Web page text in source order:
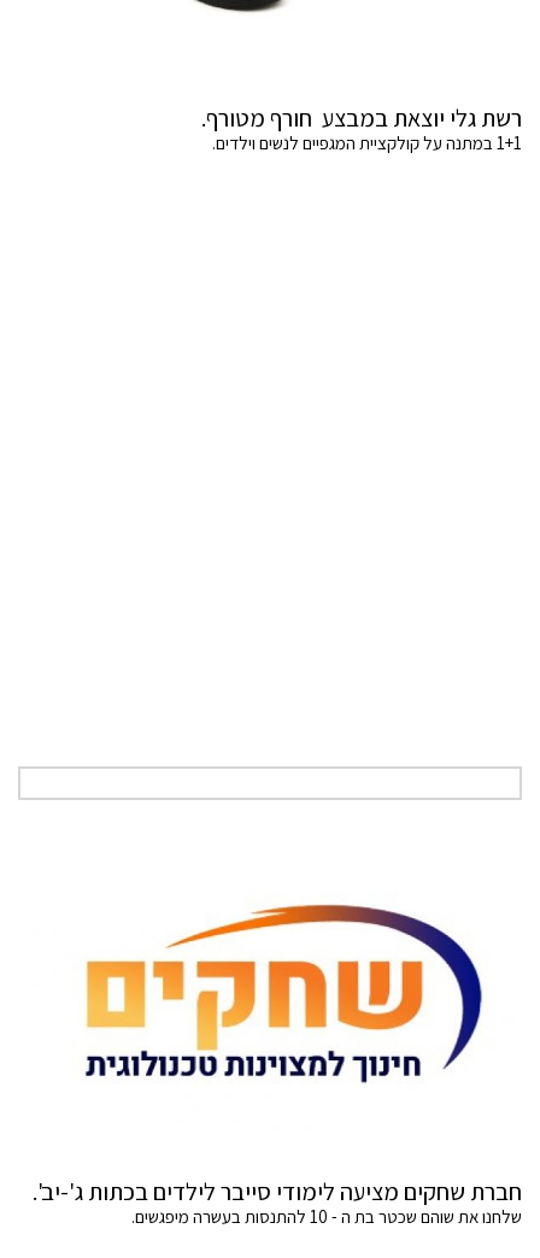
רשת גלי יוצאת במבצע חורף מטורף.
1+1 במתנה על קולקציית המגפיים לנשים וילדים.
חברת שחקים מציעה לימודי סייבר לילדים בכתות ג'-יב'.
שלחנו את שוהם שכטר בת ה - 10 להתנסות בעשרה מיפגשים.